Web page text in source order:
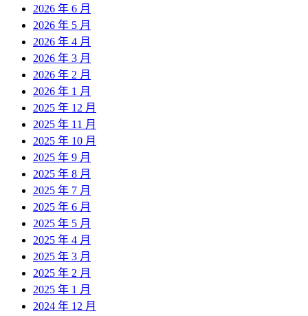
2026 年 6 月
2026 年 5 月
2026 年 4 月
2026 年 3 月
2026 年 2 月
2026 年 1 月
2025 年 12 月
2025 年 11 月
2025 年 10 月
2025 年 9 月
2025 年 8 月
2025 年 7 月
2025 年 6 月
2025 年 5 月
2025 年 4 月
2025 年 3 月
2025 年 2 月
2025 年 1 月
2024 年 12 月